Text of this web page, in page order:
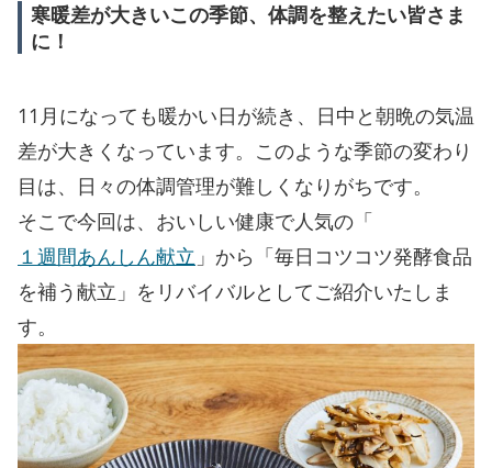
寒暖差が大きいこの季節、体調を整えたい皆さま
に！
11月になっても暖かい日が続き、日中と朝晩の気温
差が大きくなっています。このような季節の変わり
目は、日々の体調管理が難しくなりがちです。
そこで今回は、おいしい健康で人気の「
１週間あんしん献立 」から「毎日コツコツ発酵食品
を補う献立」をリバイバルとしてご紹介いたしま
す。